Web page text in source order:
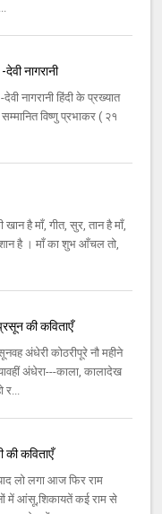
नागरानी
नागरानी हिंदी के प्रख्यात
विष्णु प्रभाकर ( २१
है माँ, गीत, सुर, तान है माँ,
है । माँ का शुभ आँचल तो,
की कविताएँ
अंधेरी कोठरीपूरे नौ महीने
अंधेरा---काला, कालादेख
र...
की कविताएँ
लो लगा आज फिर राम
में आंसू,शिकायतें कई राम से